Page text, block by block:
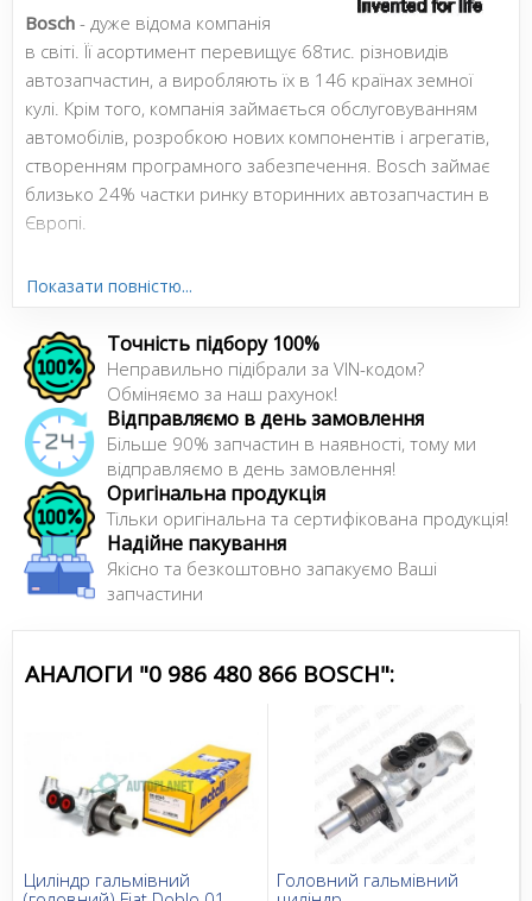
Bosch - дуже відома компанія
в світі. Її асортимент перевищує 68тис. різновидів
автозапчастин, а виробляють їх в 146 країнах земної
кулі. Крім того, компанія займається обслуговуванням
автомобілів, розробкою нових компонентів і агрегатів,
створенням програмного забезпечення. Bosch займає
близько 24% частки ринку вторинних автозапчастин в
Європі.
Усі запчастини BOSCH →
Показати повністю...
Точність підбору 100%
Неправильно підібрали за VIN-кодом?
Обміняємо за наш рахунок!
Відправляємо в день замовлення
Більше 90% запчастин в наявності, тому ми
відправляємо в день замовлення!
Оригінальна продукція
Тільки оригінальна та сертифікована продукція!
Надійне пакування
Якісно та безкоштовно запакуємо Ваші
запчастини
АНАЛОГИ "0 986 480 866 BOSCH":
Циліндр гальмівний
Головний гальмівний